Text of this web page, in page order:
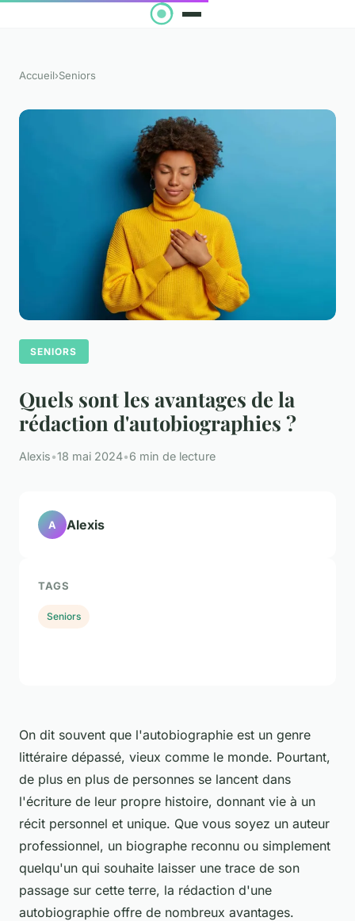
Accueil›Seniors
SENIORS
Quels sont les avantages de la
rédaction d'autobiographies ?
Alexis•18 mai 2024•6 min de lecture
On dit souvent que l'autobiographie est un genre
littéraire dépassé, vieux comme le monde. Pourtant,
de plus en plus de personnes se lancent dans
l'écriture de leur propre histoire, donnant vie à un
récit personnel et unique. Que vous soyez un auteur
professionnel, un biographe reconnu ou simplement
quelqu'un qui souhaite laisser une trace de son
passage sur cette terre, la rédaction d'une
autobiographie offre de nombreux avantages.
A Alexis
TAGS
Seniors